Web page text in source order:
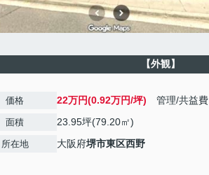
【外観】
価格 22万円(0.92万円/坪) 管理/共益費
面積 23.95坪(79.20㎡)
所在地 大阪府堺市東区西野